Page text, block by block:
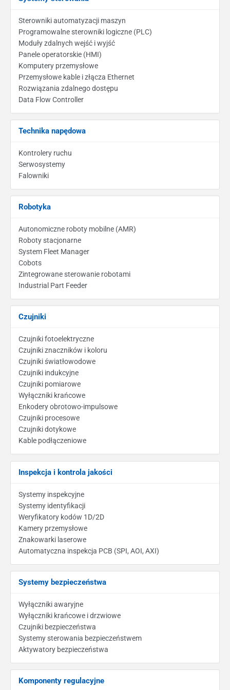
Oprogramowanie
Sterowniki automatyzacji maszyn
Programowalne sterowniki logiczne (PLC)
Moduły zdalnych wejść i wyjść
Panele operatorskie (HMI)
Komputery przemysłowe
Przemysłowe kable i złącza Ethernet
Rozwiązania zdalnego dostępu
Data Flow Controller
Technika napędowa
Kontrolery ruchu
Serwosystemy
Falowniki
Robotyka
Autonomiczne roboty mobilne (AMR)
Roboty stacjonarne
System Fleet Manager
Cobots
Zintegrowane sterowanie robotami
Industrial Part Feeder
Czujniki
Czujniki fotoelektryczne
Czujniki znaczników i koloru
Czujniki światłowodowe
Czujniki indukcyjne
Czujniki pomiarowe
Wyłączniki krańcowe
Enkodery obrotowo-impulsowe
Czujniki procesowe
Czujniki dotykowe
Kable podłączeniowe
Inspekcja i kontrola jakości
Systemy inspekcyjne
Systemy identyfikacji
Weryfikatory kodów 1D/2D
Kamery przemysłowe
Znakowarki laserowe
Automatyczna inspekcja PCB (SPI, AOI, AXI)
Systemy bezpieczeństwa
Wyłączniki awaryjne
Wyłączniki krańcowe i drzwiowe
Czujniki bezpieczeństwa
Systemy sterowania bezpieczeństwem
Aktywatory bezpieczeństwa
Komponenty regulacyjne